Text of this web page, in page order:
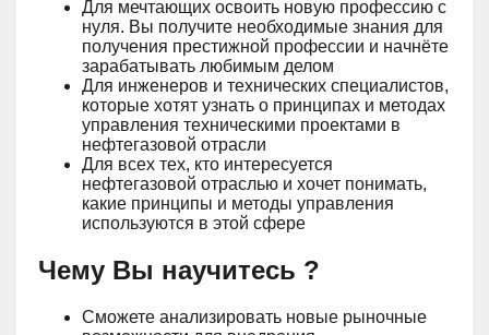
Для мечтающих освоить новую профессию с
нуля. Вы получите необходимые знания для
получения престижной профессии и начнёте
зарабатывать любимым делом
Для инженеров и технических специалистов,
которые хотят узнать о принципах и методах
управления техническими проектами в
нефтегазовой отрасли
Для всех тех, кто интересуется
нефтегазовой отраслью и хочет понимать,
какие принципы и методы управления
используются в этой сфере
Чему Вы научитесь ?
Сможете анализировать новые рыночные